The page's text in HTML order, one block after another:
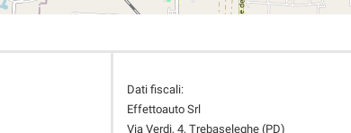
Dati fiscali:
Effettoauto Srl
Via Verdi, 4, Trebaseleghe (PD)